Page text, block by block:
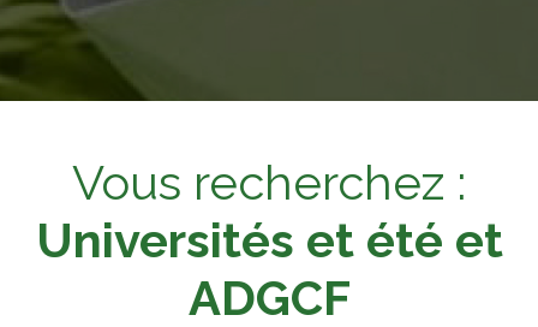
Vous recherchez :
Universités et été et
ADGCF